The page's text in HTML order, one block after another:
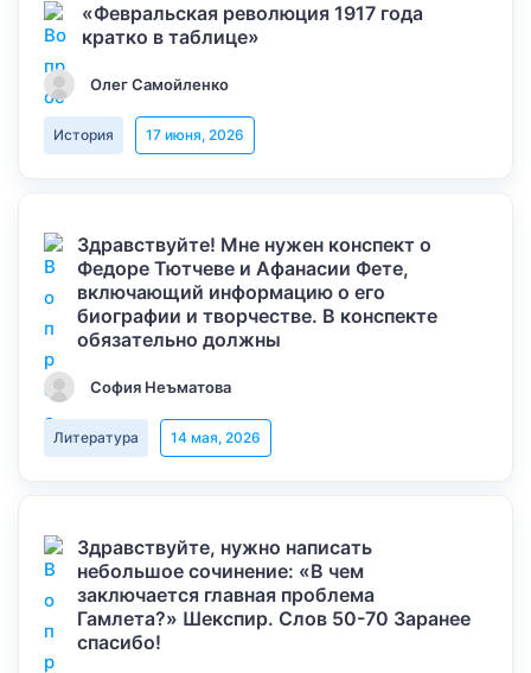
«Февральская революция 1917 года
кратко в таблице»
Олег Самойленко
История 17 июня, 2026
Здравствуйте! Мне нужен конспект о
Федоре Тютчеве и Афанасии Фете,
включающий информацию о его
биографии и творчестве. В конспекте
обязательно должны
София Неъматова
Литература 14 мая, 2026
Здравствуйте, нужно написать
небольшое сочинение: «В чем
заключается главная проблема
Гамлета?» Шекспир. Слов 50-70 Заранее
спасибо!